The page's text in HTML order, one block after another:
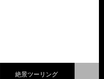
絶景ツーリング